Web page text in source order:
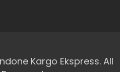
Kargo Ekspress. All